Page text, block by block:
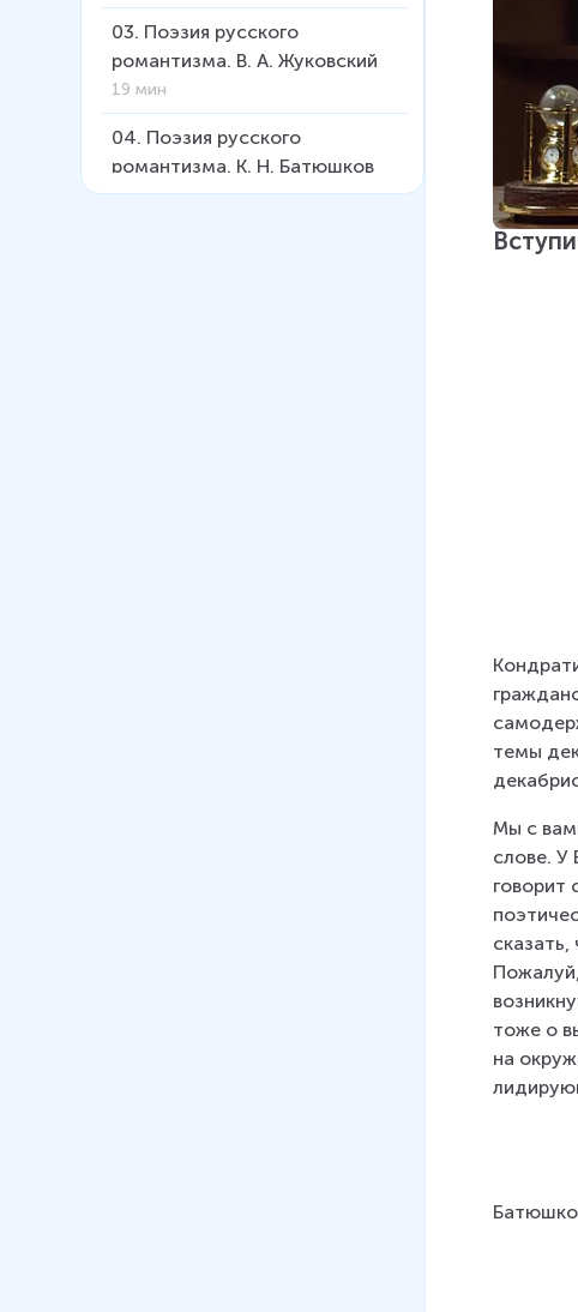
03. Поэзия русского
романтизма. В. А. Жуковский
19 мин
04. Поэзия русского
романтизма. К. Н. Батюшков
30 мин
темы
Мы с
слове. У
говорит
тоже о
на